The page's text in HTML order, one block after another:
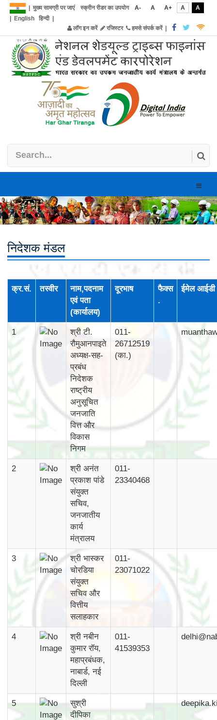
मुख्य सामग्री पर जाएं स्क्रीन रीडर का उपयोग A- A A+ A
A
English हिन्दी|
लॉग इन करें
रजिस्टर हमसे संपर्क करें|
Toggle
निदेशक मंडल
क्र.सं. तस्वीर
नाम,पदनाम
एवं पता
(कार्यालय)
दूरभाष
फैक्स
.
ईमेल आईडी
1
श्री टी.
रौमुआनपाइते
अध्यक्ष-सह-
प्रबंध
निदेशक
राष्ट्रीय
अनुसूचित
जनजाति
वित्त और
विकास
निगम
011-
26712519
(का.)
2
श्री अनंत
प्रकाश पांडे
संयुक्त
सचिव,
जनजातीय
कार्य
मंत्रालय
011-
23340468
3
श्री भास्कर
चोरडिया
संयुक्त
सचिव और
वित्तीय
सलाहकार
011-
23071022
4
श्री नबीन
कुमार रॉय,
महाप्रबंधक,
नाबार्ड, नई
दिल्ली
011-
41539353
5
सुश्री
दीपिका